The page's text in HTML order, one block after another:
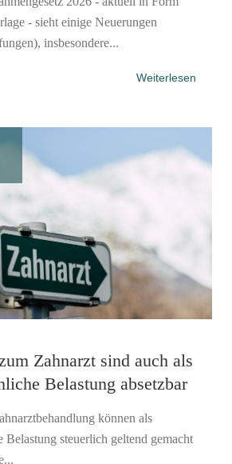
- sieht einige Neuerungen
insbesondere...
Weiterlesen
Zahnarzt sind auch als
Belastung absetzbar
können als
Belastung steuerlich geltend gemacht